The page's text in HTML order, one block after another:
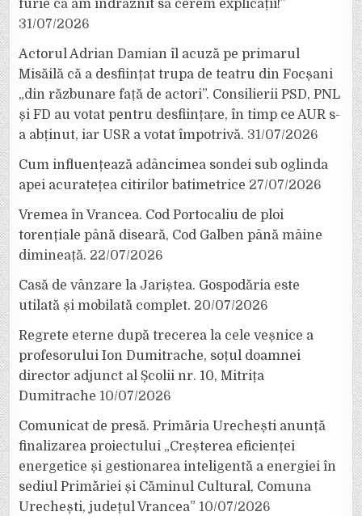
furie că am îndrăznit să cerem explicații!”
31/07/2026
Actorul Adrian Damian îl acuză pe primarul
Misăilă că a desființat trupa de teatru din Focșani
„din răzbunare față de actori”. Consilierii PSD, PNL
și FD au votat pentru desființare, în timp ce AUR s-
a abținut, iar USR a votat împotrivă. 31/07/2026
Cum influențează adâncimea sondei sub oglinda
apei acuratețea citirilor batimetrice 27/07/2026
Vremea în Vrancea. Cod Portocaliu de ploi
torențiale până diseară, Cod Galben până mâine
dimineață. 22/07/2026
Casă de vânzare la Jariștea. Gospodăria este
utilată și mobilată complet. 20/07/2026
Regrete eterne după trecerea la cele veșnice a
profesorului Ion Dumitrache, soțul doamnei
director adjunct al Școlii nr. 10, Mitrița
Dumitrache 10/07/2026
Comunicat de presă. Primăria Urechești anunță
finalizarea proiectului „Creșterea eficienței
energetice și gestionarea inteligentă a energiei în
sediul Primăriei și Căminul Cultural, Comuna
Urechești, județul Vrancea” 10/07/2026